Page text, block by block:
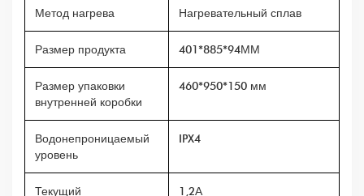
Метод нагрева Нагревательный сплав
Размер продукта 401*885*94ММ
Размер упаковки
внутренней коробки
460*950*150 мм
Водонепроницаемый
уровень
IPX4
Текущий 1,2А